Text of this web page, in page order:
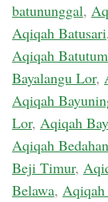
batununggal,
Aqiqah Batusari
Aqiqah
Bayalangu Lor,
Aqiqah
Lor, Aqiqah
Aqiqah Bedahan
Beji Timur,
Belawa, Aqiqah